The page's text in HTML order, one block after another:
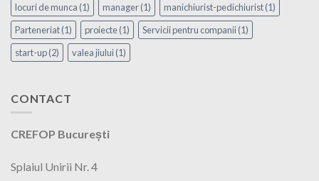
locuri de munca (1) manager(1) manichiurist-pedichiurist(1)
Parteneriat(1) proiecte(1) Servicii pentru companii(1)
start-up(2) valea jiului(1)
CONTACT
CREFOP București
Splaiul Unirii Nr. 4